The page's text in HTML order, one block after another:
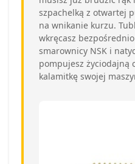
szpachelką z otwartej
na wnikanie kurzu.
wkręcasz
smarownicy NSK i
pompujesz życiodajną
kalamitkę swojej